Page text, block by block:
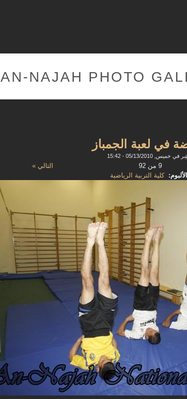
AN-NAJAH PHOTO
في لعبة الجمباز
في خميس, 05/13/2010 - 15:42
9 من 92
التالي »
الألبوم:
كلية التربية الرياضية